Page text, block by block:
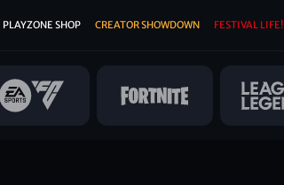
PLAYZONE SHOP CREATOR SHOWDOWN FESTIVAL LIFE!